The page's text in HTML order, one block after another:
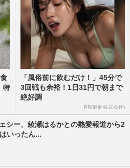
特
「風俗前に飲むだけ！」45分で
3回戦も余裕！1日31円で朝まで
絶好調
PR(健商株式会社)
シー、綾瀬はるかとの熱愛報道から2
いったん...